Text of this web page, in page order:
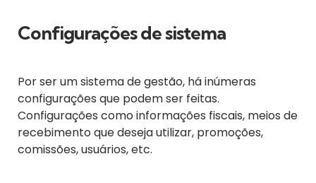
Configurações de sistema
Por ser um sistema de gestão, há inúmeras
configurações que podem ser feitas.
Configurações como informações fiscais, meios de
recebimento que deseja utilizar, promoções,
comissões, usuários, etc.